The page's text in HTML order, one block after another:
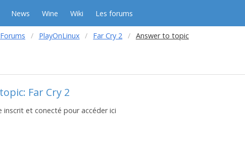
News Wine Wiki Les forums
Forums PlayOnLinux Far Cry 2 Answer to topic
Far Cry 2
inscrit et conecté pour accéder ici